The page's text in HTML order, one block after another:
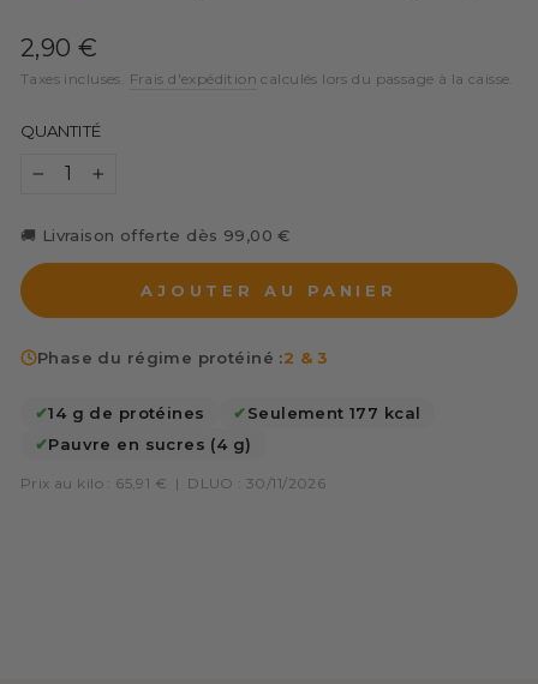
Prix
régulier
2,90 €
Taxes incluses. Frais d'expédition calculés lors du passage à la caisse.
QUANTITÉ
🚚 Livraison offerte dès 99,00 €
AJOUTER AU PANIER
Phase du régime protéiné :2 & 3
✔14 g de protéines ✔Seulement 177 kcal
✔Pauvre en sucres (4 g)
Prix au kilo : 65,91 € | DLUO : 30/11/2026